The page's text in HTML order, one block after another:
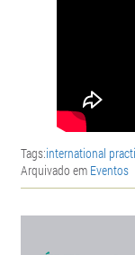
Tags:international
Arquivado em Eventos